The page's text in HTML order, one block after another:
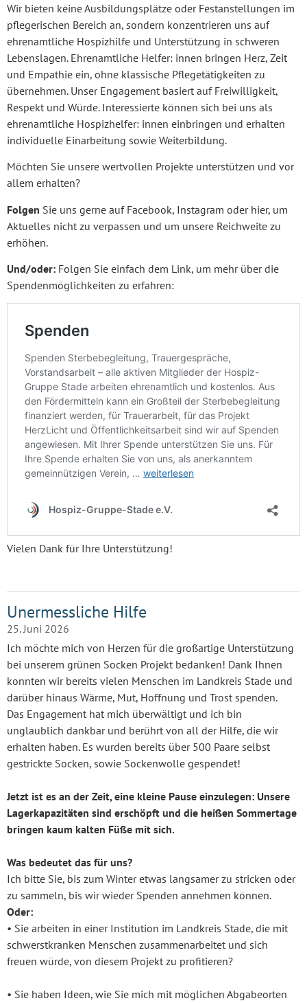
Wir bieten keine Ausbildungsplätze oder Festanstellungen im
pflegerischen Bereich an, sondern konzentrieren uns auf
ehrenamtliche Hospizhilfe und Unterstützung in schweren
Lebenslagen. Ehrenamtliche Helfer: innen bringen Herz, Zeit
und Empathie ein, ohne klassische Pflegetätigkeiten zu
übernehmen. Unser Engagement basiert auf Freiwilligkeit,
Respekt und Würde. Interessierte können sich bei uns als
ehrenamtliche Hospizhelfer: innen einbringen und erhalten
individuelle Einarbeitung sowie Weiterbildung.
Möchten Sie unsere wertvollen Projekte unterstützen und vor
allem erhalten?
Folgen Sie uns gerne auf Facebook, Instagram oder hier, um
Aktuelles nicht zu verpassen und um unsere Reichweite zu
erhöhen.
Und/oder: Folgen Sie einfach dem Link, um mehr über die
Spendenmöglichkeiten zu erfahren:
Vielen Dank für Ihre Unterstützung!
Unermessliche Hilfe
25. Juni 2026
Ich möchte mich von Herzen für die großartige Unterstützung
bei unserem grünen Socken Projekt bedanken! Dank Ihnen
konnten wir bereits vielen Menschen im Landkreis Stade und
darüber hinaus Wärme, Mut, Hoffnung und Trost spenden.
Das Engagement hat mich überwältigt und ich bin
unglaublich dankbar und berührt von all der Hilfe, die wir
erhalten haben. Es wurden bereits über 500 Paare selbst
gestrickte Socken, sowie Sockenwolle gespendet!
Jetzt ist es an der Zeit, eine kleine Pause einzulegen: Unsere
Lagerkapazitäten sind erschöpft und die heißen Sommertage
bringen kaum kalten Füße mit sich.
Was bedeutet das für uns?
Ich bitte Sie, bis zum Winter etwas langsamer zu stricken oder
zu sammeln, bis wir wieder Spenden annehmen können.
Oder:
• Sie arbeiten in einer Institution im Landkreis Stade, die mit
schwerstkranken Menschen zusammenarbeitet und sich
freuen würde, von diesem Projekt zu profitieren?
• Sie haben Ideen, wie Sie mich mit möglichen Abgabeorten